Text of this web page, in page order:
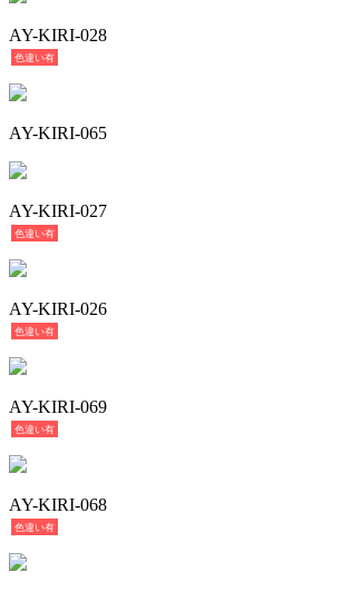
AY-KIRI-028
色違い有
AY-KIRI-065
AY-KIRI-027
色違い有
AY-KIRI-026
色違い有
AY-KIRI-069
色違い有
AY-KIRI-068
色違い有